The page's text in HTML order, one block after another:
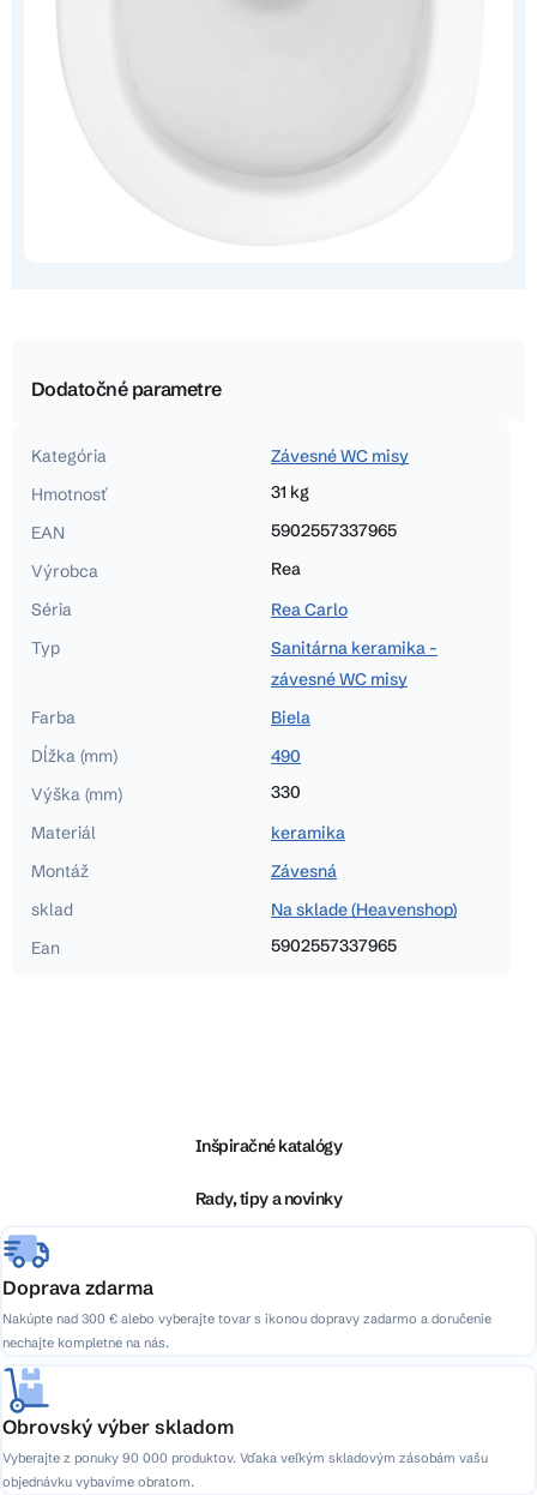
Dodatočné parametre
Kategória
Závesné WC misy
Hmotnosť
31 kg
EAN
5902557337965
Výrobca
Rea
Séria
Rea Carlo
Typ
Sanitárna keramika -
závesné WC misy
Farba
Biela
Dĺžka (mm)
490
Výška (mm)
330
Materiál
keramika
Montáž
Závesná
sklad
Na sklade (Heavenshop)
Ean
5902557337965
e
Inšpiračné katalógy
Rady, tipy a novinky
Doprava zdarma
Nakúpte nad 300 € alebo vyberajte tovar s ikonou dopravy zadarmo a doručenie
nechajte kompletne na nás.
Obrovský výber skladom
Vyberajte z ponuky 90 000 produktov. Vďaka veľkým skladovým zásobám vašu
objednávku vybavíme obratom.